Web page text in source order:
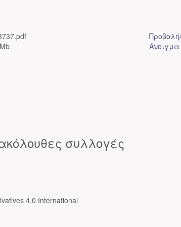
Άνοιγμα
συλλογές
4.0 International